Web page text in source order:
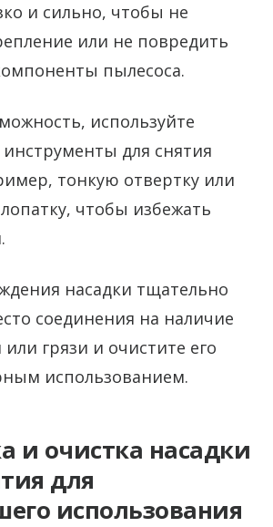
и сильно, чтобы не
или не повредить
пылесоса.
используйте
для снятия
тонкую отвертку или
чтобы избежать
насадки тщательно
соединения на наличие
грязи и очистите его
использованием.
и очистка насадки
для
использования